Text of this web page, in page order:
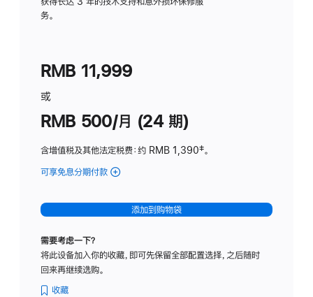
务。
RMB 11,999
或
RMB 500/月 (24 期)
含增值税及其他法定税费：约 RMB 1,390脚
‡。
可享免息分期付款 (Studio
-
标
璃
添加到购物袋
需要考虑一下？
将此设备加入你的收藏，即可先保留全部配置选择，之后随时
回来再继续选购。
收藏